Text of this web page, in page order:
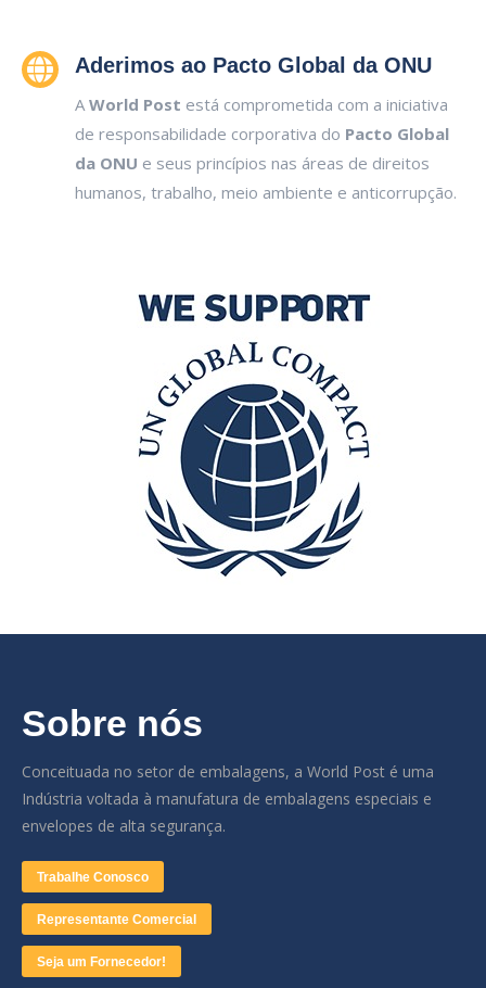
Aderimos ao Pacto Global da ONU
AWorld Post está comprometida com a iniciativa
de responsabilidade corporativa do Pacto Global
da ONU e seus princípios nas áreas de direitos
humanos, trabalho, meio ambiente e anticorrupção.
Sobre nós
Conceituada no setor de embalagens, a World Post é uma
Indústria voltada à manufatura de embalagens especiais e
envelopes de alta segurança.
Trabalhe Conosco
Representante Comercial
Seja um Fornecedor!